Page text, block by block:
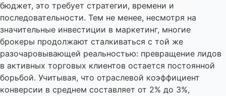
бюджет, это требует стратегии, времени и
последовательности. Тем не менее, несмотря на
значительные инвестиции в маркетинг, многие
брокеры продолжают сталкиваться с той же
разочаровывающей реальностью: превращение лидов
в активных торговых клиентов остается постоянной
борьбой. Учитывая, что отраслевой коэффициент
конверсии в среднем составляет от 2% до 3%,